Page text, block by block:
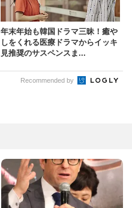
年末年始も韓国ドラマ三昧！癒や
しをくれる医療ドラマからイッキ
見推奨のサスペンスま...
Recommended by